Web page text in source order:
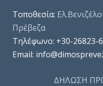
Τοποθεσία:
Πρέβεζα
Τηλέφωνo: +30-26823-
Email:
ΔΗΛΩΣΗ